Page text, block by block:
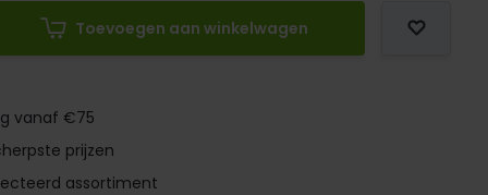
Toevoegen aan winkelwagen
vanaf €75
prijzen
assortiment